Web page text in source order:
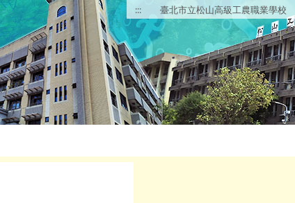
::: 臺北市立松山高級工農職業學校